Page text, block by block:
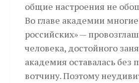
общие настроения не
Во главе академии
российских» —
человека, достойного
академия оставалась
вотчину. Поэтому